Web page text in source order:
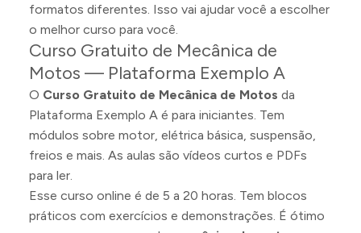
formatos diferentes. Isso vai ajudar você a escolher
o melhor curso para você.
Curso Gratuito de Mecânica de
Motos — Plataforma Exemplo A
O Curso Gratuito de Mecânica de Motos da
Plataforma Exemplo A é para iniciantes. Tem
módulos sobre motor, elétrica básica, suspensão,
freios e mais. As aulas são vídeos curtos e PDFs
para ler.
Esse curso online é de 5 a 20 horas. Tem blocos
práticos com exercícios e demonstrações. É ótimo